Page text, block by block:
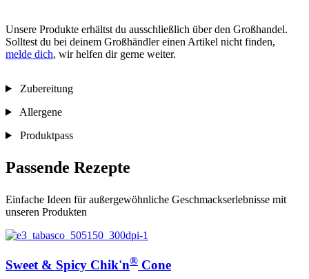
Unsere Produkte erhältst du ausschließlich über den Großhandel.
Solltest du bei deinem Großhändler einen Artikel nicht finden,
melde dich, wir helfen dir gerne weiter.
Zubereitung
Allergene
Produktpass
Passende Rezepte
Einfache Ideen für außergewöhnliche Geschmackserlebnisse mit
unseren Produkten
Sweet & Spicy Chik'n® Cone